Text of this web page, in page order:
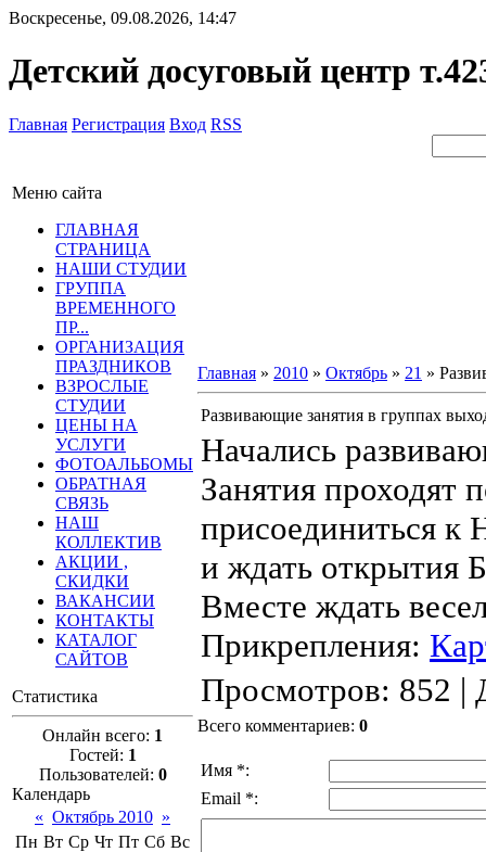
Воскресенье, 09.08.2026, 14:47
Детский досуговый центр
Главная Регистрация Вход RSS
Меню сайта
ГЛАВНАЯ
СТРАНИЦА
НАШИ СТУДИИ
ГРУППА
ВРЕМЕННОГО
ПР...
ОРГАНИЗАЦИЯ
ПРАЗДНИКОВ
ВЗРОСЛЫЕ
СТУДИИ
ЦЕНЫ НА
УСЛУГИ
ФОТОАЛЬБОМЫ
ОБРАТНАЯ
СВЯЗЬ
НАШ
КОЛЛЕКТИВ
АКЦИИ ,
СКИДКИ
ВАКАНСИИ
КОНТАКТЫ
КАТАЛОГ
САЙТОВ
Статистика
Онлайн всего: 1
Гостей: 1
Пользователей: 0
Календарь
« Октябрь 2010 »
Пн Вт Ср Чт Пт Сб Вс
Главная » 2010 » Октябрь » 21 »
Развивающие занятия в группах
Начались
Занятия
и ждать
Вместе ждать
Прикрепления:
Просмотров: 852 |
Всего комментариев: 0
Имя *:
Email *: